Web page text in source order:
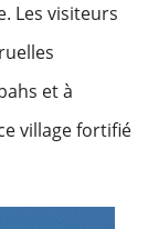
Les visiteurs
et à
village fortifié